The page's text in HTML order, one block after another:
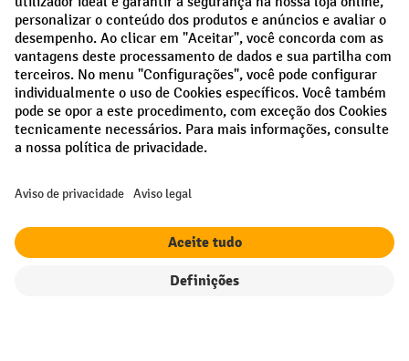
Ordenação
Redes sociais
Facebook
LinkedIn
Instagram
Proteção de dados Definições de privacidade
Todos os preços excl. IVA maiscustos de envio
entrega, se não indicado o contrário.
¹ O desconto é válido enquanto durarem os stocks. O desconto não se